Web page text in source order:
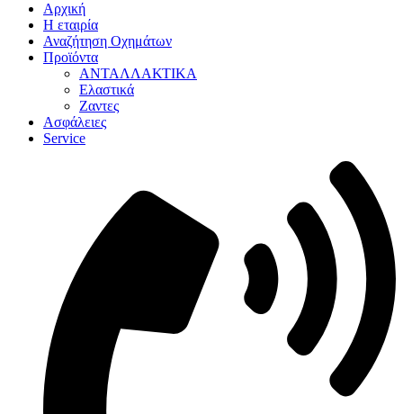
Αρχική
Η εταιρία
Αναζήτηση Οχημάτων
Προϊόντα
ΑΝΤΑΛΛΑΚΤΙΚΑ
Ελαστικά
Ζαντες
Ασφάλειες
Service